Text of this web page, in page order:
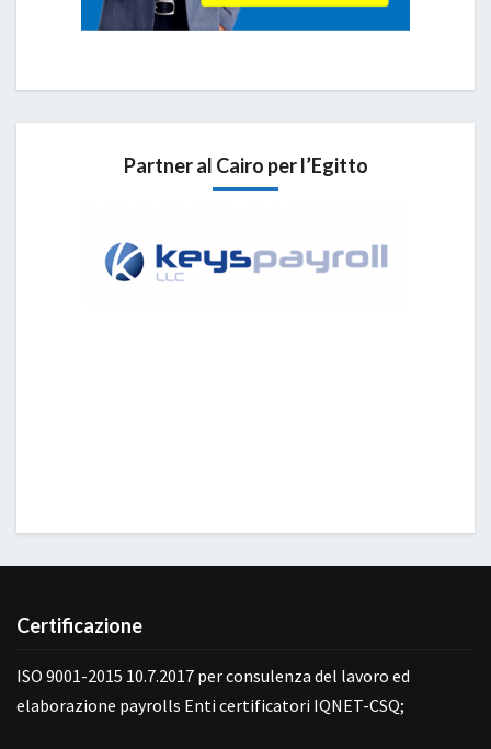
Partner al Cairo per l’Egitto
Certificazione
ISO 9001-2015 10.7.2017 per consulenza del lavoro ed
elaborazione payrolls Enti certificatori IQNET-CSQ;